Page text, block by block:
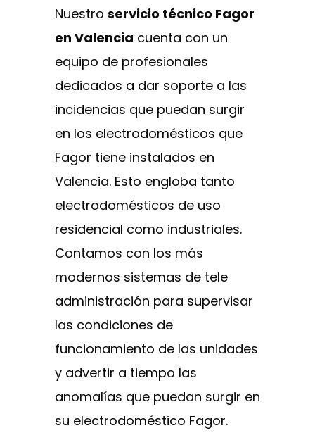
Nuestro servicio técnico Fagor
en Valencia cuenta con un
equipo de profesionales
dedicados a dar soporte a las
incidencias que puedan surgir
en los electrodomésticos que
Fagor tiene instalados en
Valencia. Esto engloba tanto
electrodomésticos de uso
residencial como industriales.
Contamos con los más
modernos sistemas de tele
administración para supervisar
las condiciones de
funcionamiento de las unidades
y advertir a tiempo las
anomalías que puedan surgir en
su electrodoméstico Fagor.